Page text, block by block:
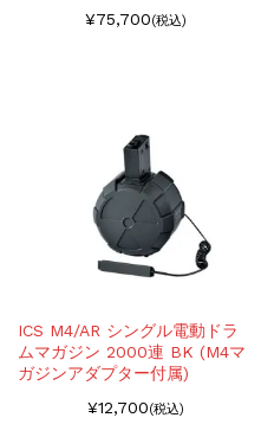
¥75,700(税込)
ICS M4/AR シングル電動ドラ
ムマガジン 2000連 BK (M4マ
ガジンアダプター付属)
¥12,700(税込)